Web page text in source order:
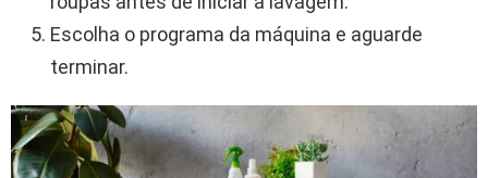
Escolha o programa da máquina e aguarde
terminar.